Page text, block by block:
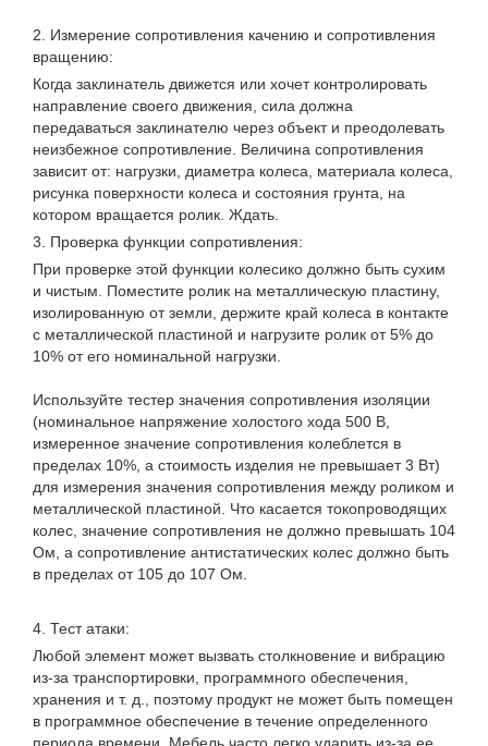
2. Измерение сопротивления качению и сопротивления
вращению:
Когда заклинатель движется или хочет контролировать
направление своего движения, сила должна
передаваться заклинателю через объект и преодолевать
неизбежное сопротивление. Величина сопротивления
зависит от: нагрузки, диаметра колеса, материала колеса,
рисунка поверхности колеса и состояния грунта, на
котором вращается ролик. Ждать.
3. Проверка функции сопротивления:
При проверке этой функции колесико должно быть сухим
и чистым. Поместите ролик на металлическую пластину,
изолированную от земли, держите край колеса в контакте
с металлической пластиной и нагрузите ролик от 5% до
10% от его номинальной нагрузки.
Используйте тестер значения сопротивления изоляции
(номинальное напряжение холостого хода 500 В,
измеренное значение сопротивления колеблется в
пределах 10%, а стоимость изделия не превышает 3 Вт)
для измерения значения сопротивления между роликом и
металлической пластиной. Что касается токопроводящих
колес, значение сопротивления не должно превышать 104
Ом, а сопротивление антистатических колес должно быть
в пределах от 105 до 107 Ом.
4. Тест атаки:
Любой элемент может вызвать столкновение и вибрацию
из-за транспортировки, программного обеспечения,
хранения и т. д., поэтому продукт не может быть помещен
в программное обеспечение в течение определенного